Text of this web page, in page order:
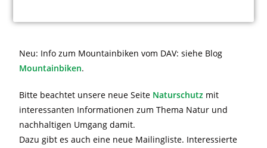
Neu: Info zum Mountainbiken vom DAV: siehe Blog
Mountainbiken.
Bitte beachtet unsere neue Seite Naturschutz mit
interessanten Informationen zum Thema Natur und
nachhaltigen Umgang damit.
Dazu gibt es auch eine neue Mailingliste. Interessierte